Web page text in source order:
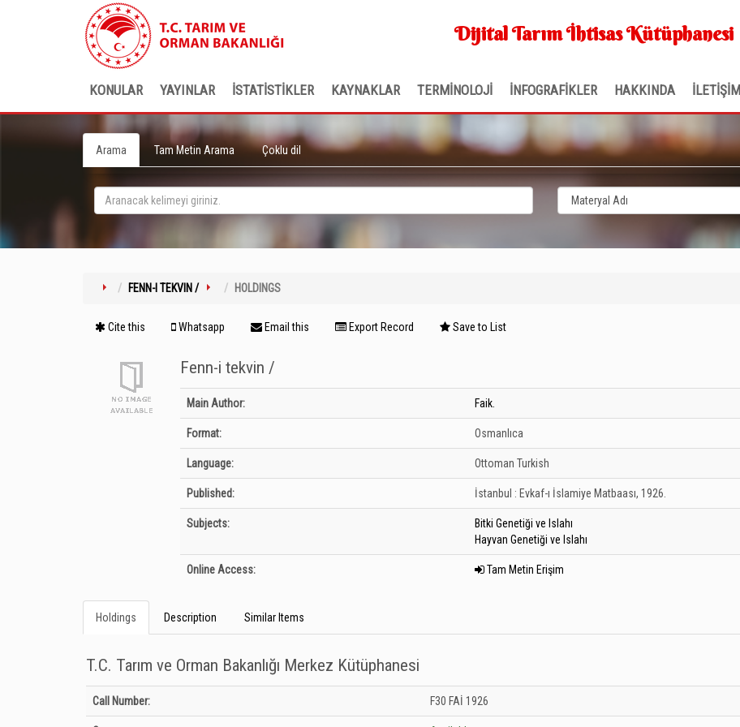
Dijital Tarım İhtisas Kütüphanesi
KONULAR YAYINLAR İSTATİSTİKLER KAYNAKLAR TERMİNOLOJİ İNFOGRAFİKLER HAKKINDA İLETİŞİM
Arama Tam Metin Arama Çoklu dil
FENN-I TEKVIN / HOLDINGS
Cite this Whatsapp Email this Export Record Save to List
Fenn-i tekvin /
Bibliographic Details
Main Author: Faik.
Format: Osmanlıca
Language: Ottoman Turkish
Published: İstanbul : Evkaf-ı İslamiye Matbaası, 1926.
Subjects:
Bitki Genetiği ve Islahı
Hayvan Genetiği ve Islahı
Online Access: Tam Metin Erişim
Holdings Description Similar Items
T.C. Tarım ve Orman Bakanlığı Merkez Kütüphanesi
Holdings details from T.C. Tarım ve Orman Bakanlığı Merkez Kütüphanesi: Unknown
Call Number: F30 FAİ 1926